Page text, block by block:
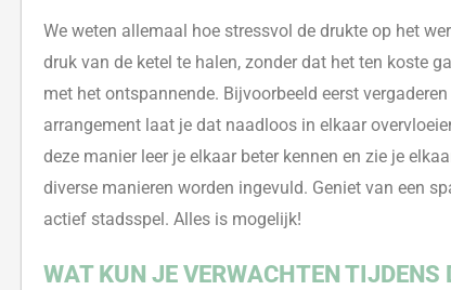
We weten allemaal hoe stressvol de drukte op het
druk van de ketel te halen, zonder dat het ten koste
met het ontspannende. Bijvoorbeeld eerst
arrangement laat je dat naadloos in elkaar overvlo
deze manier leer je elkaar beter kennen en zie je
diverse manieren worden ingevuld. Geniet van een
actief stadsspel. Alles is mogelijk!
WAT KUN JE VERWACHTEN TIJDENS